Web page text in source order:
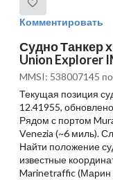
Комментировать
Судно Танкер
Union Explorer
MMSI: 538007145
Текущая позиция
12.41955,
Рядом с портом
Venezia (~6 миль).
Найти положение
известные
Marinetraffic (Марин